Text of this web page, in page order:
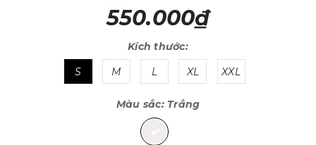
550.000₫
Kích thước:
S
M L XL XXL
Màu sắc: Trắng